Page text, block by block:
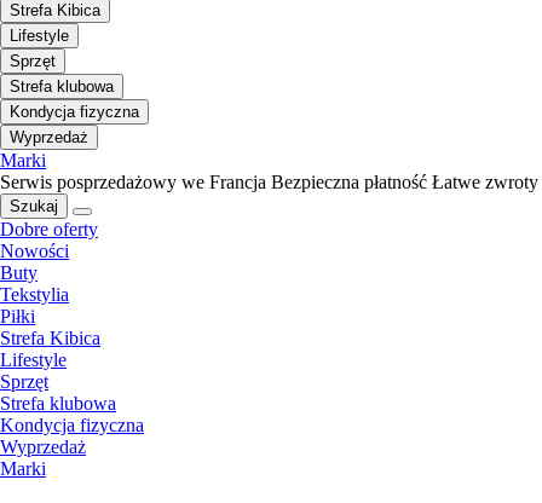
Strefa Kibica
Lifestyle
Sprzęt
Strefa klubowa
Kondycja fizyczna
Wyprzedaż
Marki
Serwis posprzedażowy we Francja Bezpieczna płatność Łatwe zwroty
Szukaj
Dobre oferty
Nowości
Buty
Tekstylia
Piłki
Strefa Kibica
Lifestyle
Sprzęt
Strefa klubowa
Kondycja fizyczna
Wyprzedaż
Marki